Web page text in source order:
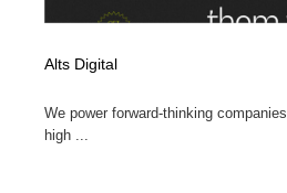
Alts Digital
We power forward-thinking
high ...